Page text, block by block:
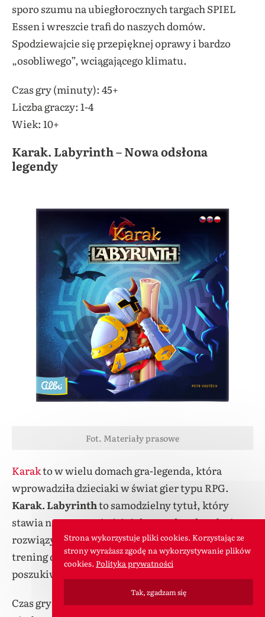
sporo szumu na ubiegłorocznych targach SPIEL
Essen i wreszcie trafi do naszych domów.
Spodziewajcie się przepięknej oprawy i bardzo
„osobliwego”, wciągającego klimatu.
Czas gry (minuty): 45+
Liczba graczy: 1-4
Wiek: 10+
Karak. Labyrinth – Nowa odsłona
legendy
Fot. Materiały prasowe
Karakto w wielu domach gra-legenda, która
wprowadziła dzieciaki w świat gier typu RPG.
Karak. Labyrinthto samodzielny tytuł, który
stawia na rysowanie ścieżek przez katakumby i
rozwiązywanie zagadek logicznych. Idealny
trening dla małych mózgów i świetna zabawa w
poszukiwanie najlepszego przejścia.
Czas gry (minuty): 10-20
Strona wykorzystuje pliki cookies. Korzystając ze
strony wyrażasz zgodę na wykorzystywanie plików
cookies. Polityka prywatności
Tak, zgadzam się